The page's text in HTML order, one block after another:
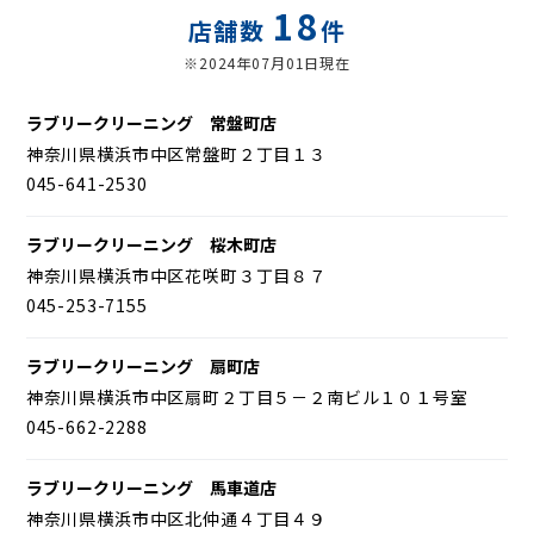
店舗数 18件
※2024年07月01日現在
ラブリークリーニング 常盤町店
神奈川県横浜市中区常盤町２丁目１３
045-641-2530
ラブリークリーニング 桜木町店
神奈川県横浜市中区花咲町３丁目８７
045-253-7155
ラブリークリーニング 扇町店
神奈川県横浜市中区扇町２丁目５－２南ビル１０１号室
045-662-2288
ラブリークリーニング 馬車道店
神奈川県横浜市中区北仲通４丁目４９